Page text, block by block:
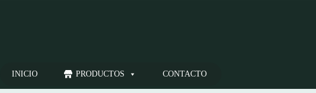
INICIO PRODUCTOS CONTACTO